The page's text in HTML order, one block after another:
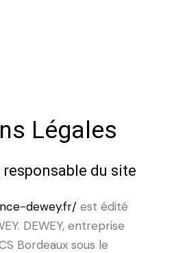
Légales
du site
dewey.fr/ est édité
DEWEY, entreprise
Bordeaux sous le